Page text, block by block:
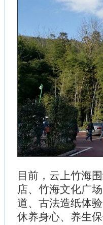
目前，云上竹海
店、竹海文化广
道、古法造纸体
休养身心、养生